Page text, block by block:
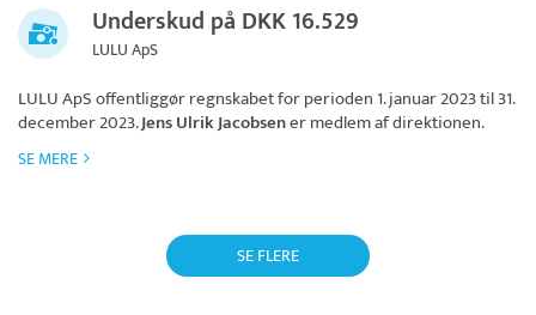
Underskud på DKK 16.529
LULU ApS
LULU ApSoffentliggør regnskabet for perioden 1. januar 2023 til 31.
december 2023.Jens Ulrik Jacobsener medlem af direktionen.
SE MERE
SE FLERE